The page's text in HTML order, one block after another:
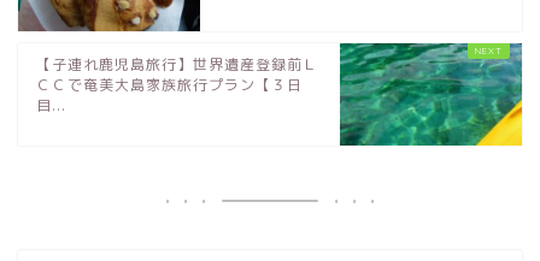
【子連れ鹿児島旅行】世界遺産登録前Ｌ
ＣＣで奄美大島家族旅行プラン【３日
目...